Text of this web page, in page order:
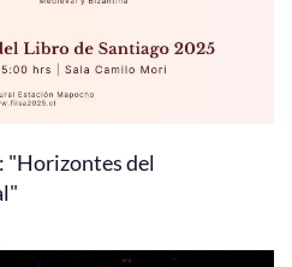
"Horizontes del